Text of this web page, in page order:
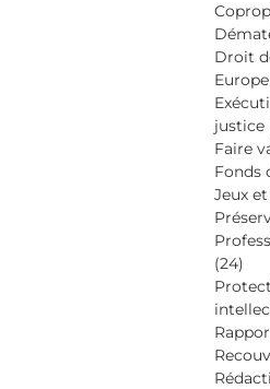
Droit
justice
Faire
Fonds
Jeux
(24)